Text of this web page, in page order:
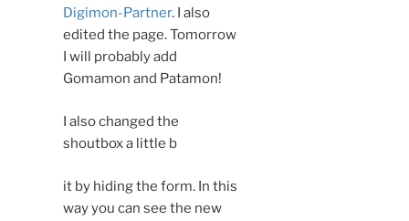
Digimon-Partner. I also
edited the page. Tomorrow
I will probably add
Gomamon and Patamon!
I also changed the
shoutbox a little b
osteopathe-nyon-cabinet-
monney
it by hiding the form. In this
way you can see the new